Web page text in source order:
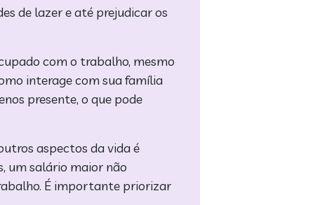
de lazer e até prejudicar os
com o trabalho, mesmo
interage com sua família
presente, o que pode
aspectos da vida é
um salário maior não
É importante priorizar